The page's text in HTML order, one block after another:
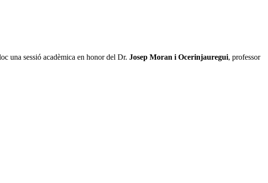
una sessió acadèmica en honor del Dr. Josep Moran i Ocerinjauregui, professor